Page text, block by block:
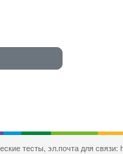
тесты, эл.почта для связи: